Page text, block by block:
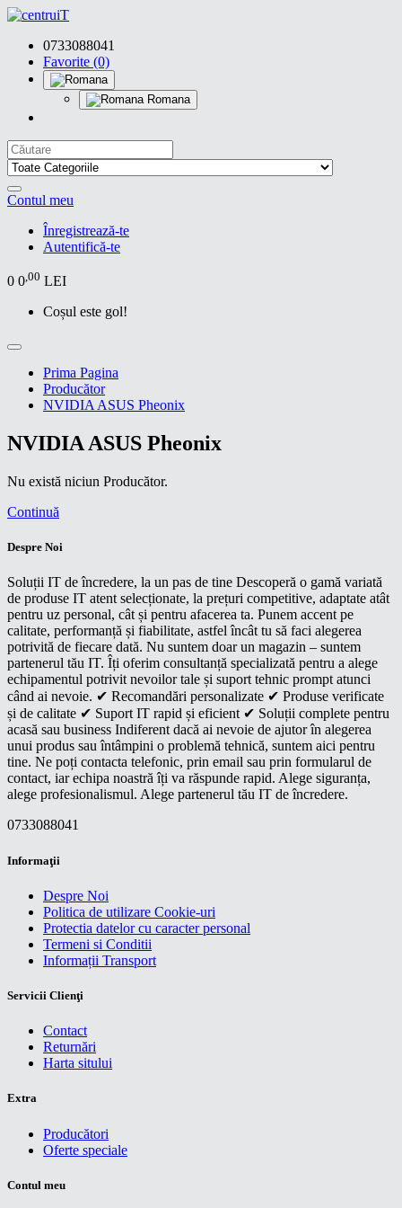
0733088041
Favorite (0)
Romana
Contul meu
Înregistrează-te
Autentifică-te
0 0,00 LEI
Coșul este gol!
Prima Pagina
Producător
NVIDIA ASUS Pheonix
NVIDIA ASUS Pheonix
Nu există niciun Producător.
Continuă
Despre Noi
Soluții IT de încredere, la un pas de tine Descoperă o gamă variată
de produse IT atent selecționate, la prețuri competitive, adaptate atât
pentru uz personal, cât și pentru afacerea ta. Punem accent pe
calitate, performanță și fiabilitate, astfel încât tu să faci alegerea
potrivită de fiecare dată. Nu suntem doar un magazin – suntem
partenerul tău IT. Îți oferim consultanță specializată pentru a alege
echipamentul potrivit nevoilor tale și suport tehnic prompt atunci
când ai nevoie. ✔ Recomandări personalizate ✔ Produse verificate
și de calitate ✔ Suport IT rapid și eficient ✔ Soluții complete pentru
acasă sau business Indiferent dacă ai nevoie de ajutor în alegerea
unui produs sau întâmpini o problemă tehnică, suntem aici pentru
tine. Ne poți contacta telefonic, prin email sau prin formularul de
contact, iar echipa noastră îți va răspunde rapid. Alege siguranța,
alege profesionalismul. Alege partenerul tău IT de încredere.
0733088041
Informaţii
Despre Noi
Politica de utilizare Cookie-uri
Protectia datelor cu caracter personal
Termeni si Conditii
Informații Transport
Servicii Clienţi
Contact
Returnări
Harta sitului
Extra
Producători
Oferte speciale
Contul meu